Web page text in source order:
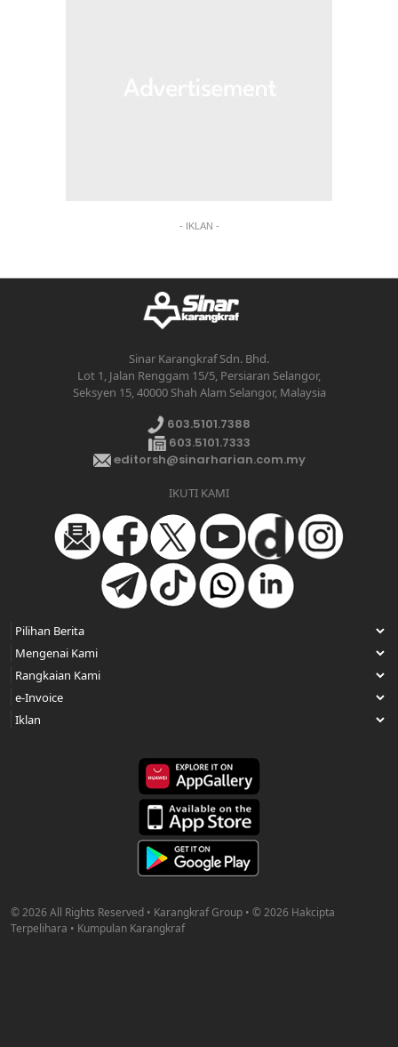
- IKLAN -
Sinar Karangkraf Sdn. Bhd.
Lot 1, Jalan Renggam 15/5, Persiaran Selangor,
Seksyen 15, 40000 Shah Alam Selangor, Malaysia
603.5101.7388
603.5101.7333
editorsh@sinarharian.com.my
IKUTI KAMI
© 2026 All Rights Reserved • Karangkraf Group • © 2026 Hakcipta
Terpelihara • Kumpulan Karangkraf